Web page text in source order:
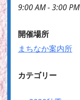
9:00 AM - 3:00 PM
開催場所
まちなか案内所
カテゴリー